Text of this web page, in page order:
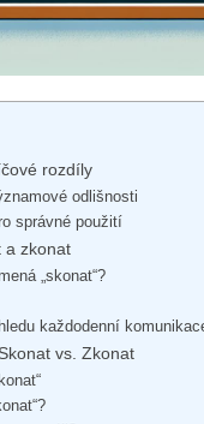
rozdíly
odlišnosti
správné použití
a zkonat
„skonat“?
každodenní
vs. Zkonat